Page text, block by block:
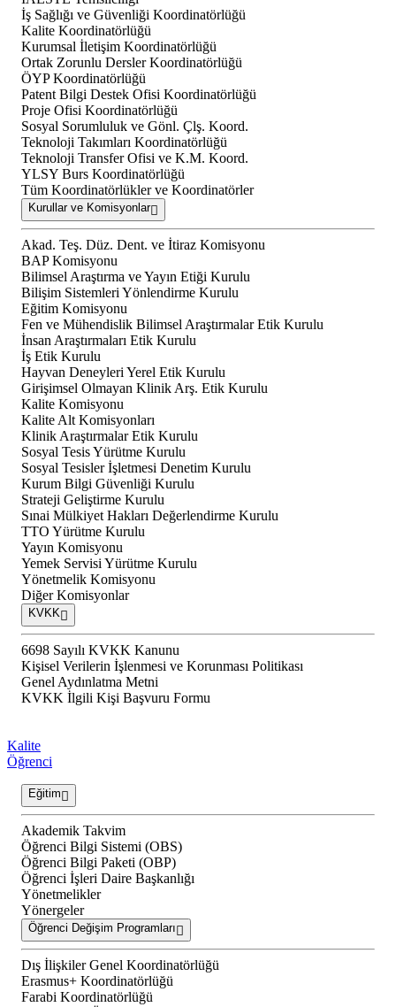
İş Sağlığı ve Güvenliği Koordinatörlüğü
Kalite Koordinatörlüğü
Kurumsal İletişim Koordinatörlüğü
Ortak Zorunlu Dersler Koordinatörlüğü
ÖYP Koordinatörlüğü
Patent Bilgi Destek Ofisi Koordinatörlüğü
Proje Ofisi Koordinatörlüğü
Sosyal Sorumluluk ve Gönl. Çlş. Koord.
Teknoloji Takımları Koordinatörlüğü
Teknoloji Transfer Ofisi ve K.M. Koord.
YLSY Burs Koordinatörlüğü
Tüm Koordinatörlükler ve Koordinatörler
Kurullar ve Komisyonlar
Akad. Teş. Düz. Dent. ve İtiraz Komisyonu
BAP Komisyonu
Bilimsel Araştırma ve Yayın Etiği Kurulu
Bilişim Sistemleri Yönlendirme Kurulu
Eğitim Komisyonu
Fen ve Mühendislik Bilimsel Araştırmalar Etik Kurulu
İnsan Araştırmaları Etik Kurulu
İş Etik Kurulu
Hayvan Deneyleri Yerel Etik Kurulu
Girişimsel Olmayan Klinik Arş. Etik Kurulu
Kalite Komisyonu
Kalite Alt Komisyonları
Klinik Araştırmalar Etik Kurulu
Sosyal Tesis Yürütme Kurulu
Sosyal Tesisler İşletmesi Denetim Kurulu
Kurum Bilgi Güvenliği Kurulu
Strateji Geliştirme Kurulu
Sınai Mülkiyet Hakları Değerlendirme Kurulu
TTO Yürütme Kurulu
Yayın Komisyonu
Yemek Servisi Yürütme Kurulu
Yönetmelik Komisyonu
Diğer Komisyonlar
KVKK
6698 Sayılı KVKK Kanunu
Kişisel Verilerin İşlenmesi ve Korunması Politikası
Genel Aydınlatma Metni
KVKK İlgili Kişi Başvuru Formu
Kalite
Öğrenci
Eğitim
Akademik Takvim
Öğrenci Bilgi Sistemi (OBS)
Öğrenci Bilgi Paketi (OBP)
Öğrenci İşleri Daire Başkanlığı
Yönetmelikler
Yönergeler
Öğrenci Değişim Programları
Dış İlişkiler Genel Koordinatörlüğü
Erasmus+ Koordinatörlüğü
Farabi Koordinatörlüğü